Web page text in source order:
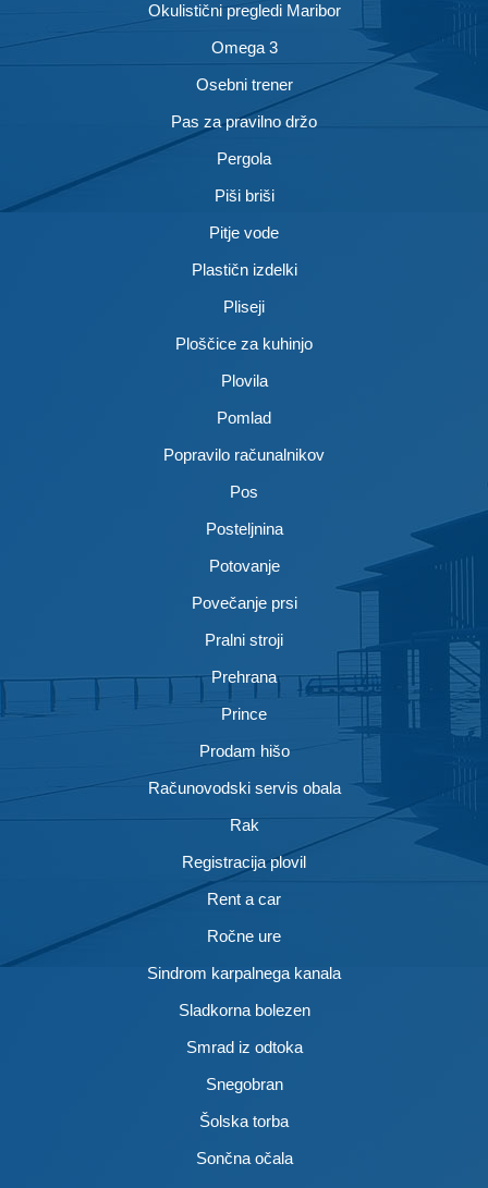
Okulistični pregledi Maribor
Omega 3
Osebni trener
Pas za pravilno držo
Pergola
Piši briši
Pitje vode
Plastičn izdelki
Pliseji
Ploščice za kuhinjo
Plovila
Pomlad
Popravilo računalnikov
Pos
Posteljnina
Potovanje
Povečanje prsi
Pralni stroji
Prehrana
Prince
Prodam hišo
Računovodski servis obala
Rak
Registracija plovil
Rent a car
Ročne ure
Sindrom karpalnega kanala
Sladkorna bolezen
Smrad iz odtoka
Snegobran
Šolska torba
Sončna očala